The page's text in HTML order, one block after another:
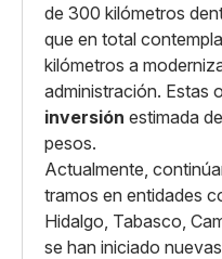
de 300 kilómetros
que en total
kilómetros a
administración. Estas
inversión estimada
pesos.
Actualmente,
tramos en entidades
Hidalgo, Tabasco,
se han iniciado nuevas